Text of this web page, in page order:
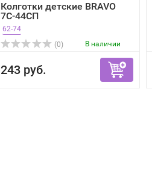
Колготки детские BRAVO
7С-44СП
62-74
(0)
В наличии
243 руб.